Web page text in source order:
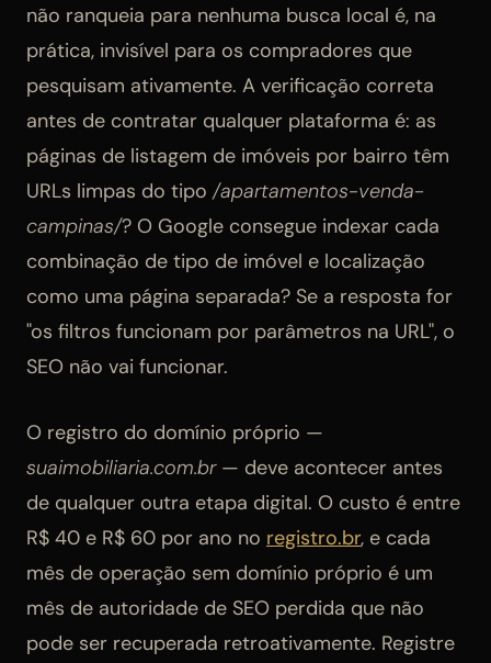
não ranqueia para nenhuma busca local é, na
prática, invisível para os compradores que
pesquisam ativamente. A verificação correta
antes de contratar qualquer plataforma é: as
páginas de listagem de imóveis por bairro têm
URLs limpas do tipo /apartamentos-venda-
campinas/? O Google consegue indexar cada
combinação de tipo de imóvel e localização
como uma página separada? Se a resposta for
"os filtros funcionam por parâmetros na URL", o
SEO não vai funcionar.
O registro do domínio próprio —
suaimobiliaria.com.br— deve acontecer antes
de qualquer outra etapa digital. O custo é entre
R$ 40 e R$ 60 por ano no registro.br, e cada
mês de operação sem domínio próprio é um
mês de autoridade de SEO perdida que não
pode ser recuperada retroativamente. Registre